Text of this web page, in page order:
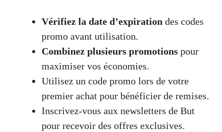
Vérifiez la date d’expiration des codes
promo avant utilisation.
Combinez plusieurs promotions pour
maximiser vos économies.
Utilisez un code promo lors de votre
premier achat pour bénéficier de remises.
Inscrivez-vous aux newsletters de But
pour recevoir des offres exclusives.